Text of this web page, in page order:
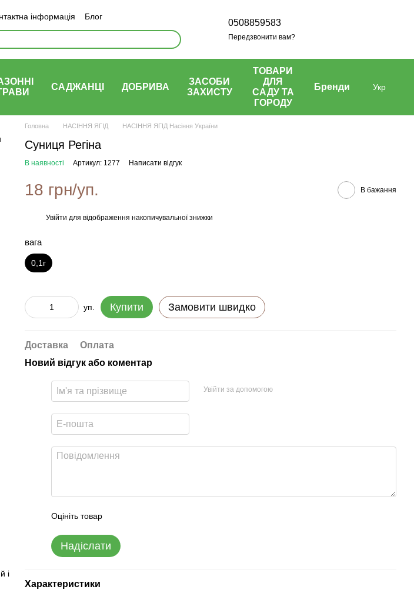
інформація Блог
0508859583
Передзвонити вам?
САДЖАНЦІ ДОБРИВА
ЗАСОБИ
ЗАХИСТУ
ТОВАРИ
ДЛЯ
САДУ ТА
ГОРОДУ
Бренди Укр
і
Головна НАСІННЯ ЯГІД НАСІННЯ ЯГІД Насіння України
Суниця Регіна
В наявності Артикул: 1277 Написати відгук
18 грн/уп. В бажання
Увійти для відображення накопичувальної знижки
вага
0,1г
уп. Купити Замовити швидко
Доставка
Оплата
Новий відгук або коментар
Увійти за допомогою
Оцініть товар
Надіслати
Характеристики